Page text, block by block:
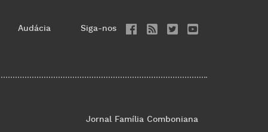
Audácia Siga-nos
Jornal Família Comboniana